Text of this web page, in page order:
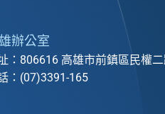
辦公室
：806616 高雄市前鎮區民權
：(07)3391-165